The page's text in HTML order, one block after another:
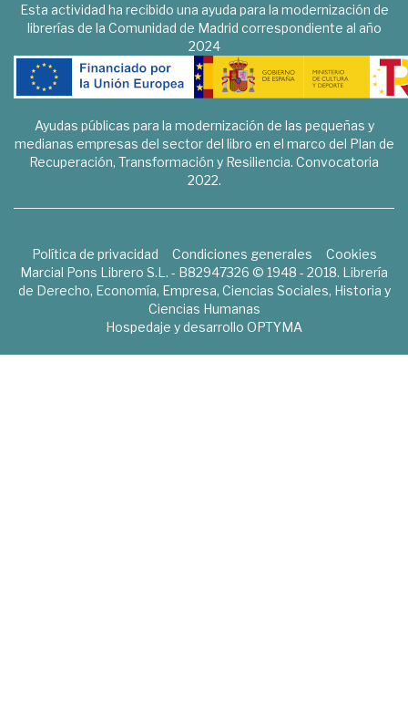
Esta actividad ha recibido una ayuda para la modernización de
librerías de la Comunidad de Madrid correspondiente al año
2024
Ayudas públicas para la modernización de las pequeñas y
medianas empresas del sector del libro en el marco del Plan de
Recuperación, Transformación y Resiliencia. Convocatoria
2022.
Política de privacidad Condiciones generales
Cookies
Marcial Pons Librero S.L. - B82947326 © 1948 - 2018. Librería
de Derecho, Economía, Empresa, Ciencias Sociales, Historia y
Ciencias Humanas
Hospedaje y desarrollo OPTYMA